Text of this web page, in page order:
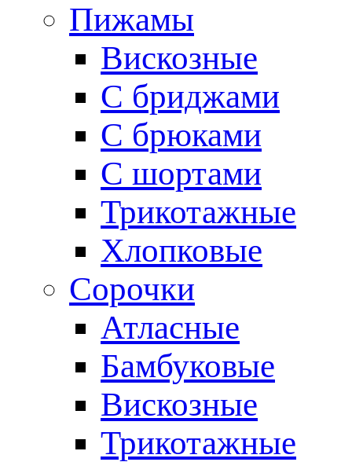
Пижамы
Вискозные
С бриджами
С брюками
С шортами
Трикотажные
Хлопковые
Сорочки
Атласные
Бамбуковые
Вискозные
Трикотажные